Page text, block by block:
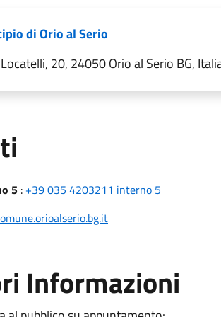
di Orio al Serio
20, 24050 Orio al Serio BG,
5: +39 035 4203211 interno 5
Informazioni